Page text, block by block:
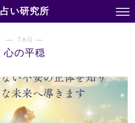
占い研究所
― TAG ―
心の平穏